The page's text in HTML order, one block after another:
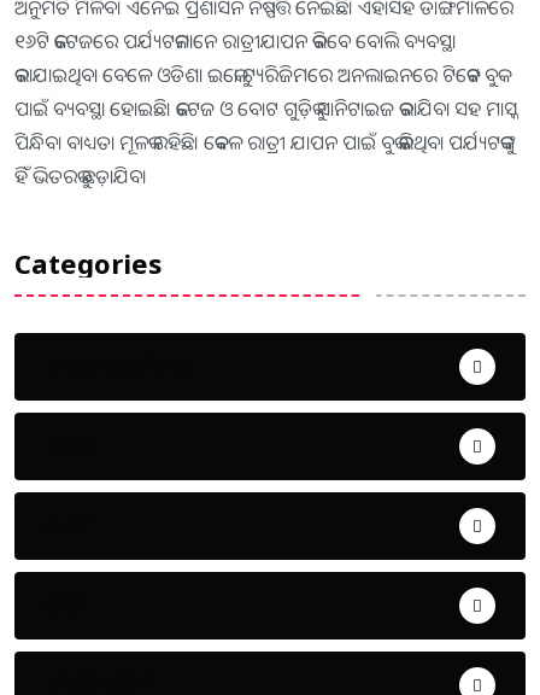
ଅନୁମତି ମିଳିବ। ଏନେଇ ପ୍ରଶାସନ ନିଷ୍ପତ୍ତି ନେଇଛି। ଏହାସହ ଡାଙ୍ଗମାଳରେ
୧୬ଟି କଟେଜରେ ପର୍ଯ୍ୟଟକମାନେ ରାତ୍ରୀଯାପନ କରିବେ ବୋଲି ବ୍ୟବସ୍ଥା
କରାଯାଇଥିବା ବେଳେ ଓଡିଶା ଇକୋ ଟ୍ୟୁରିଜିମରେ ଅନଲାଇନରେ ଟିକେଟ ବୁକ
ପାଇଁ ବ୍ୟବସ୍ଥା ହୋଇଛି। କଟେଜ ଓ ବୋଟ ଗୁଡ଼ିକୁ ସାନିଟାଇଜ କରାଯିବା ସହ ମାସ୍କ
ପିନ୍ଧିବା ବାଧ୍ୟତା ମୂଳକ ରହିଛି। କେବଳ ରାତ୍ରୀ ଯାପନ ପାଇଁ ବୁକ କରିଥିବା ପର୍ଯ୍ୟଟକଙ୍କୁ
ହିଁ ଭିତରକୁ ଛଡ଼ାଯିବ।
Categories